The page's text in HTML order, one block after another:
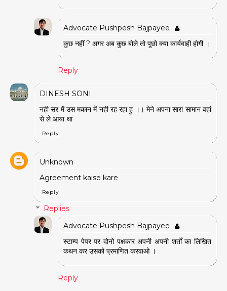
Advocate Pushpesh Bajpayee
कुछ नहीं ? अगर अब कुछ बोले तो पूछो क्या कार्यवाही होगी ।
Reply
DINESH SONI
नही सर में उस मकान में नही रह रहा हु ।। मेने अपना सारा सामान वहां
से ले आया था
Reply
Unknown
Agreement kaise kare
Reply
Replies
Advocate Pushpesh Bajpayee
स्टाम्प पेपर पर दोनो पक्षकार अपनी अपनी शर्तों का लिखित
कथन कर उसको प्रमाणित करवाओ ।
Reply